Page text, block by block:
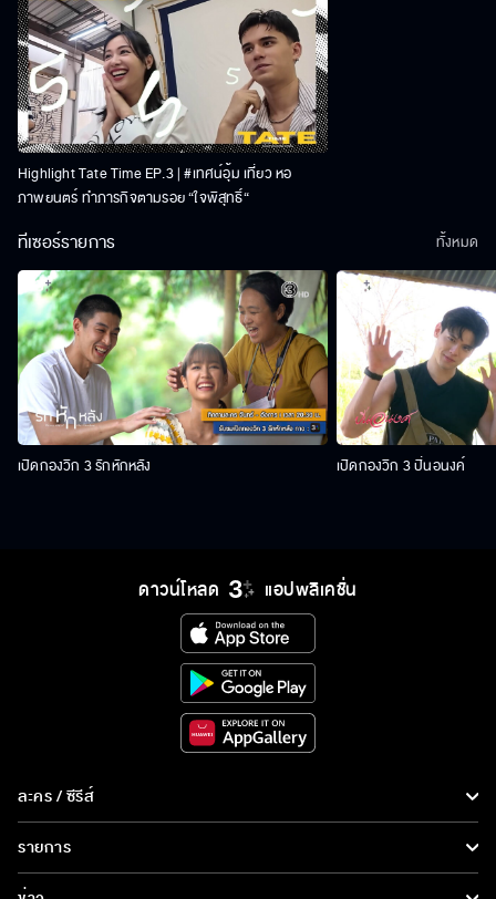
Highlight Tate Time EP.3 | #เทศน์อุ้ม เที่ยว หอ
ภาพยนตร์ ทำภารกิจตามรอย “ใจพิสุทธิ์“
ทีเซอร์รายการ
เปิดกองวิก 3 รักหักหลัง เปิดกองวิก 3 ปิ่นอนงค์
ทั้งหมด
ดาวน์โหลด แอปพลิเคชั่น
ละคร / ซีรีส์
ละคร/ซีรีส์
ซีรีส์นานาชาติ
รายการ
รายการทั้งหมด